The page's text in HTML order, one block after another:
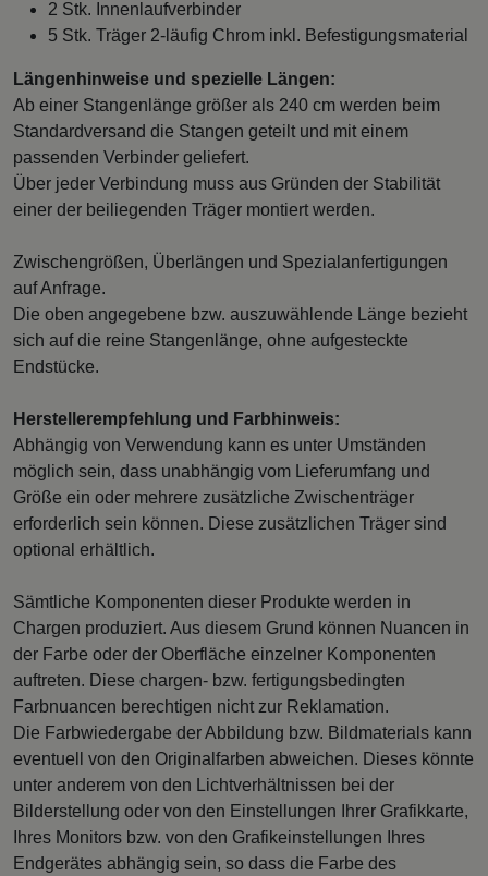
2 Stk. Innenlaufverbinder
5 Stk. Träger 2-läufig Chrom inkl. Befestigungsmaterial
Längenhinweise und spezielle Längen:
Ab einer Stangenlänge größer als 240 cm werden beim
Standardversand die Stangen geteilt und mit einem
passenden Verbinder geliefert.
Über jeder Verbindung muss aus Gründen der Stabilität
einer der beiliegenden Träger montiert werden.
Zwischengrößen, Überlängen und Spezialanfertigungen
auf Anfrage.
Die oben angegebene bzw. auszuwählende Länge bezieht
sich auf die reine Stangenlänge, ohne aufgesteckte
Endstücke.
Herstellerempfehlung und Farbhinweis:
Abhängig von Verwendung kann es unter Umständen
möglich sein, dass unabhängig vom Lieferumfang und
Größe ein oder mehrere zusätzliche Zwischenträger
erforderlich sein können. Diese zusätzlichen Träger sind
optional erhältlich.
Sämtliche Komponenten dieser Produkte werden in
Chargen produziert. Aus diesem Grund können Nuancen in
der Farbe oder der Oberfläche einzelner Komponenten
auftreten. Diese chargen- bzw. fertigungsbedingten
Farbnuancen berechtigen nicht zur Reklamation.
Die Farbwiedergabe der Abbildung bzw. Bildmaterials kann
eventuell von den Originalfarben abweichen. Dieses könnte
unter anderem von den Lichtverhältnissen bei der
Bilderstellung oder von den Einstellungen Ihrer Grafikkarte,
Ihres Monitors bzw. von den Grafikeinstellungen Ihres
Endgerätes abhängig sein, so dass die Farbe des